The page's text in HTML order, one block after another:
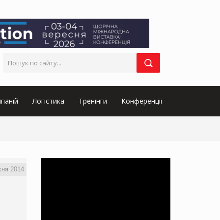
Логістика Тренінги Конференції
2014